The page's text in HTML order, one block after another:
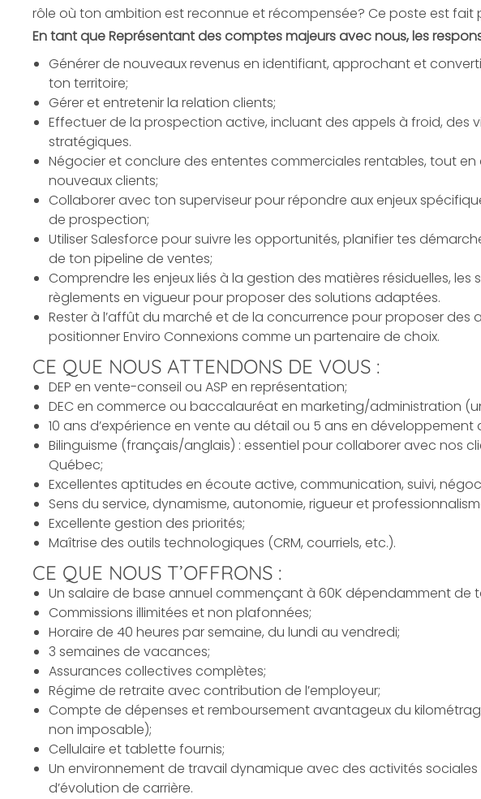
rôle où ton ambition est reconnue et récompensée? Ce poste est fait
En tant que Représentant des comptes majeurs avec nous, les
Générer de nouveaux revenus en identifiant, approchant et
ton territoire;
Gérer et entretenir la relation clients;
Effectuer de la prospection active, incluant des appels à froid, des
stratégiques.
Négocier et conclure des ententes commerciales rentables, tout
nouveaux clients;
Collaborer avec ton superviseur pour répondre aux enjeux
de prospection;
Utiliser Salesforce pour suivre les opportunités, planifier tes
de ton pipeline de ventes;
Comprendre les enjeux liés à la gestion des matières résiduelles, les
règlements en vigueur pour proposer des solutions adaptées.
Rester à l’affût du marché et de la concurrence pour proposer
positionner Enviro Connexions comme un partenaire de choix.
CE QUE NOUS ATTENDONS DE VOUS :
DEP en vente-conseil ou ASP en représentation;
DEC en commerce ou baccalauréat en marketing/administration
10 ans d’expérience en vente au détail ou 5 ans en développement
Bilinguisme (français/anglais) : essentiel pour collaborer avec nos
Québec;
Excellentes aptitudes en écoute active, communication, suivi,
Sens du service, dynamisme, autonomie, rigueuret
Excellente gestion des priorités;
Maîtrise des outils technologiques (CRM, courriels, etc.).
CE QUE NOUS T’OFFRONS :
Un salaire de base annuel commençant à 60K dépendamment de
Commissions illimitées et non plafonnées;
Horaire de 40 heures par semaine, du lundi au vendredi;
3 semaines de vacances;
Assurances collectives complètes;
Régime de retraite avec contribution de l’employeur;
Compte de dépenses et remboursement avantageux du
non imposable);
Cellulaire et tablette fournis;
Un environnement de travail dynamique avec des activités sociales
d’évolution de carrière.